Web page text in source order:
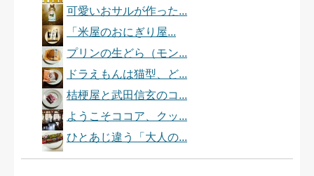
可愛いおサルが作った...
「米屋のおにぎり屋...
プリンの生どら（モン...
ドラえもんは猫型、ど...
桔梗屋と武田信玄のコ...
ようこそココア、クッ...
ひとあじ違う「大人の...